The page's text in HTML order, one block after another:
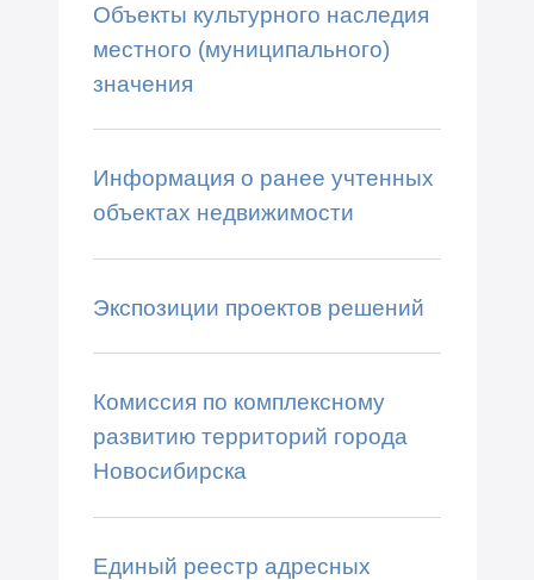
Объекты культурного наследия
местного (муниципального)
значения
Информация о ранее учтенных
объектах недвижимости
Экспозиции проектов решений
Комиссия по комплексному
развитию территорий города
Новосибирска
Единый реестр адресных